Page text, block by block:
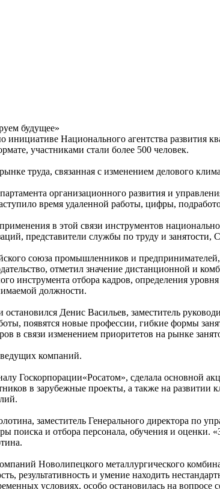
будущее»
инициативе Национального агентства
участниками стали более 500 человек.
труда, связанная с изменением делового
организационного развития и
время удаленной работы, цифры,
в этой связи инструментов
представители службы по труду и
союза промышленников и
отметил значение дистанционной и
инструмента отбора кадров, определения
должности.
Денис Васильев, заместитель
появятся новые профессии, гибкие формы
в связи изменением приоритетов на рынке
компаний.
Госкорпорации«Росатом», сделала основной
в зарубежные проекты, а также на развитии
заместитель Генерального директора по
поиска и отбора персонала, обучения и
Новолипецкого металлургического
результативность и умение находить
условиях, особо остановилась на